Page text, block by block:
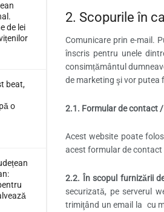
de lei
beat,
o
2. Scopurile în
Comunicare prin e-mail.
înscris pentru unele
consimțământul
de marketing şi vor putea
2.1. Formular de contact
Acest website poate
acest formular de contact
2.2. În scopul furnizării
securizată, pe serverul
trimiţând un email la cu